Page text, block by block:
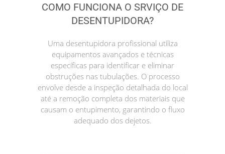
COMO FUNCIONA O SRVIÇO DE
DESENTUPIDORA?
Uma desentupidora profissional utiliza
equipamentos avançados e técnicas
específicas para identificar e eliminar
obstruções nas tubulações. O processo
envolve desde a inspeção detalhada do local
até a remoção completa dos materiais que
causam o entupimento, garantindo o fluxo
adequado dos dejetos.